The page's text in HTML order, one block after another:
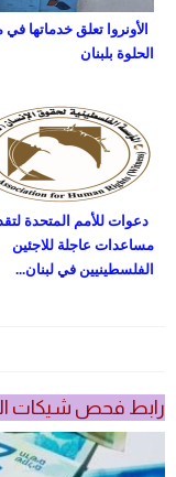
الأونروا تعلق خدماتها
الحلوة بلبنان
دعوات للأمم المتحدة
مساعدات عاجلة للاجئين
الفلسطينيين في لبنان...
رابط فحص شيكات